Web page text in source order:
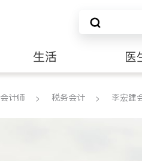
生活 医
非盈利组织
会计师 税务会计 李宏建